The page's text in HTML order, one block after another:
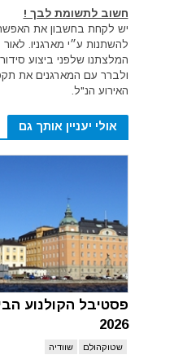
חשוב לתשומת לבך !
יש לקחת בחשבון את
להשתנות ע״י מארגניו.
המלצתנו שלפני ביצוע
ולברר עם המארגנים את
האירוע הנ"ל.
אולי יעניין אותך גם
פסטיבל הקולנוע
2026
שטוקהולם שוודיה